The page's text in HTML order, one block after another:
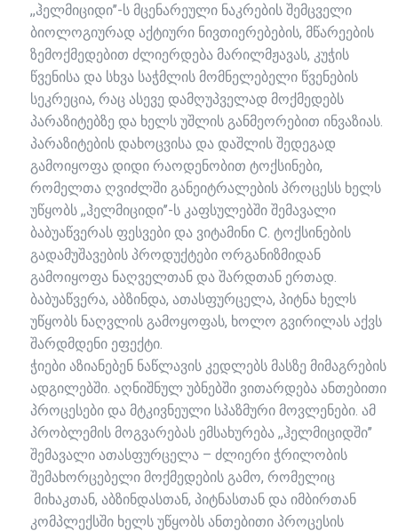
,,ჰელმიციდი’’-ს მცენარეული ნაკრების შემცველი
ბიოლოგიურად აქტიური ნივთიერებების, მწარეების
ზემოქმედებით ძლიერდება მარილმჟავას, კუჭის
წვენისა და სხვა საჭმლის მომნელებელი წვენების
სეკრეცია, რაც ასევე დამღუპველად მოქმედებს
პარაზიტებზე და ხელს უშლის განმეორებით ინვაზიას.
პარაზიტების დახოცვისა და დაშლის შედეგად
გამოიყოფა დიდი რაოდენობით ტოქსინები,
რომელთა ღვიძლში განეიტრალების პროცესს ხელს
უწყობს ,,ჰელმიციდი’’-ს კაფსულებში შემავალი
ბაბუაწვერას ფესვები და ვიტამინი С. ტოქსინების
გადამუშავების პროდუქტები ორგანიზმიდან
გამოიყოფა ნაღველთან და შარდთან ერთად.
ბაბუაწვერა, აბზინდა, ათასფურცელა, პიტნა ხელს
უწყობს ნაღვლის გამოყოფას, ხოლო გვირილას აქვს
შარდმდენი ეფექტი.
ჭიები აზიანებენ ნაწლავის კედლებს მასზე მიმაგრების
ადგილებში. აღნიშნულ უბნებში ვითარდება ანთებითი
პროცესები და მტკივნეული სპაზმური მოვლენები. ამ
პრობლემის მოგვარებას ემსახურება ,,ჰელმიციდში’’
შემავალი ათასფურცელა – ძლიერი ჭრილობის
შემახორცებელი მოქმედების გამო, რომელიც
მიხაკთან, აბზინდასთან, პიტნასთან და იმბირთან
კომპლექსში ხელს უწყობს ანთებითი პროცესის